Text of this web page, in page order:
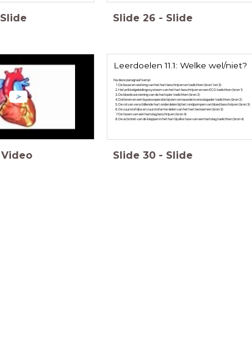
Slide Slide 26 - Slide
Video
Leerdoelen 11.1: Welke wel/niet?
Na deze paragraaf kan je:
De bouw en werking van het hart beschrijven en toelichten (bron 1 en 3)
Het prikkelgeleidingssysteem van het hart beschrijven en een ECG toelichten (bron 1)
De bloedvoorziening van de hartspier toelichten (bron 2)
Dotteren en een bypassoperatie bij een vernauwde kransslagader toelichten (bron 2)
De rol van verschillende hart onderdelen bij het rondpompen van bloed beschrijven (bron 3)
De zuurstofrijke en zuurstofarme delen van het hart benoemen (bron 3)
De fasen van een hartslag beschrijven (bron 4)
De activiteit van de kleppen in het hart bij elke fase van een hartslag toelichten (bron 4)
Slide 30 - Slide